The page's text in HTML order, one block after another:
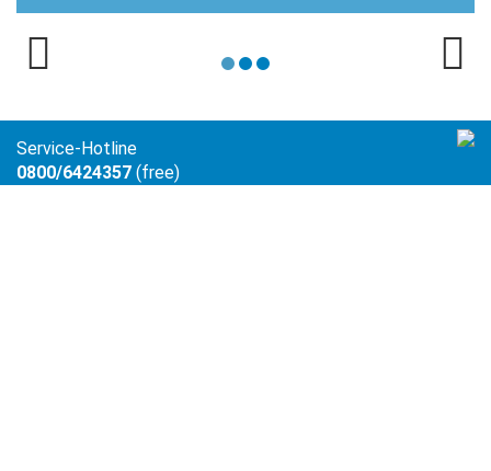
Service-Hotline
0800/6424357 (free)